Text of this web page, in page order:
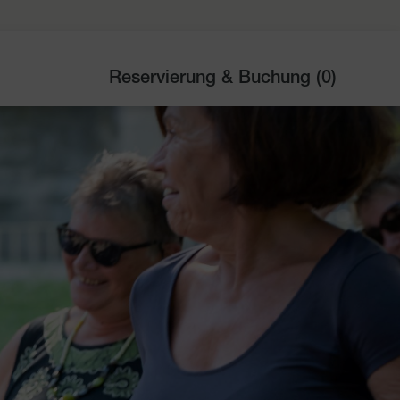
Reservierung & Buchung (0)